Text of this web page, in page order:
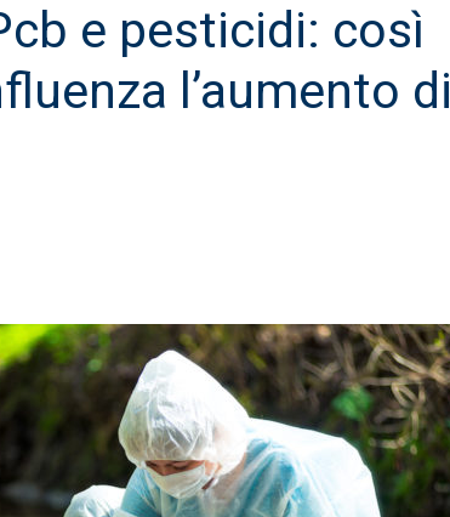
e pesticidi: così
l’aumento di